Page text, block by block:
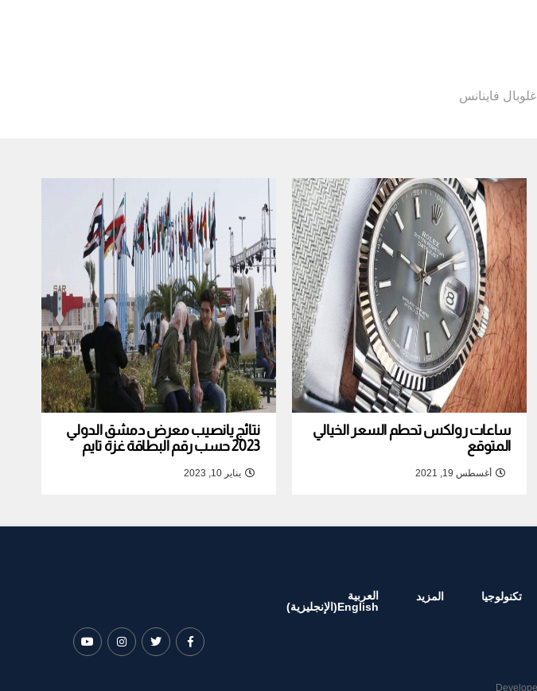
غلوبال فاينانس
ساعات رولكس تحطم السعر الخيالي
المتوقع
أغسطس 19, 2021
نتائج يانصيب معرض دمشق الدولي
2023 حسب رقم البطاقة غزة تايم
يناير 10, 2023
تكنولوجيا المزيد
العربية
English
( الإنجليزية)